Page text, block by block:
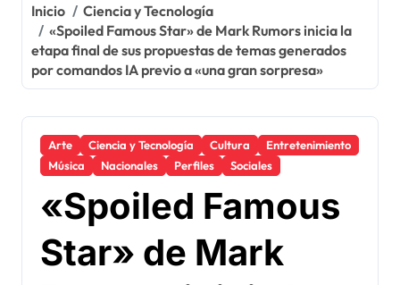
Inicio
Ciencia y Tecnología
«Spoiled Famous Star» de Mark Rumors inicia la
etapa final de sus propuestas de temas generados
por comandos IA previo a «una gran sorpresa»
Arte Ciencia y Tecnología Cultura
Entretenimiento
Música
Nacionales Perfiles Sociales
«Spoiled Famous
Star» de Mark